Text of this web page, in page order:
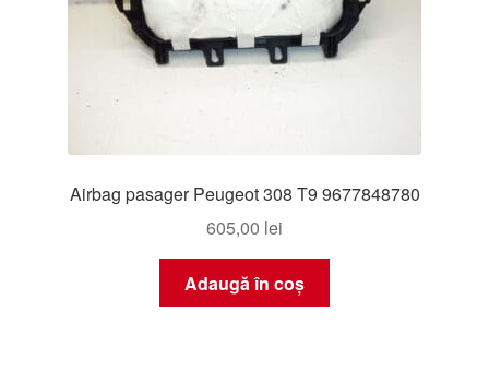
Termeni si conditii
Airbag pasager Peugeot 308 T9 9677848780
605,00 lei
Adaugă în coș